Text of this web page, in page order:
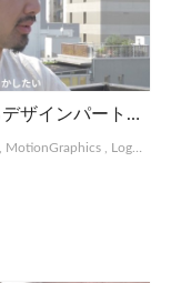
Flap | 共感から始まるデザインパートナーシップサービス
MotionGraphics Logo, Card